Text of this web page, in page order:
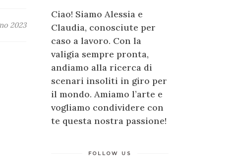
2023
Ciao! Siamo Alessia e
Claudia, conosciute per
caso a lavoro. Con la
valigia sempre pronta,
andiamo alla ricerca di
scenari insoliti in giro per
il mondo. Amiamo l’arte e
vogliamo condividere con
te questa nostra passione!
FOLLOW US